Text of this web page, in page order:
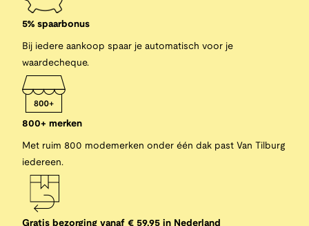
5% spaarbonus
Bij iedere aankoop spaar je automatisch voor je
waardecheque.
800+ merken
Met ruim 800 modemerken onder één dak past Van Tilburg
iedereen.
Gratis bezorging vanaf € 59,95 in Nederland